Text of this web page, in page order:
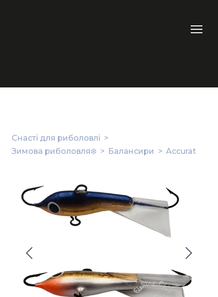
Снасті для риболовлі
Зимова риболовля❄️
Балансири Accurat